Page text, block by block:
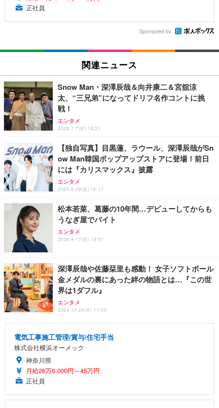
正社員
Sponsored by
関連ニュース
Snow Man・深澤辰哉＆向井康二＆宮舘涼
太、“三兄弟”になってドリフ名作コントに挑
戦！
エンタメ
2026.1.7(水) 10:31
【独自写真】目黒蓮、ラウール、深澤辰哉がSn
ow Man韓国ポップアップストアに登場！前日
には『カリスマックス』披露
エンタメ
2025.8.29(金) 12:17
松本若菜、葛藤の10年間…デビューしてからも
うなぎ屋でバイト
エンタメ
2026.4.17(金) 19:51
深澤辰哉や佐藤栞里も感動！ 女子ソフトボール
金メダルの裏にあった絆の物語とは…『この世
界は1ダフル』
エンタメ
2024.10.24(木) 11:09
電気工事施工管理/賞与/住宅手当
株式会社横浜オーメック
神奈川県
月給26万6,000円～45万円
正社員